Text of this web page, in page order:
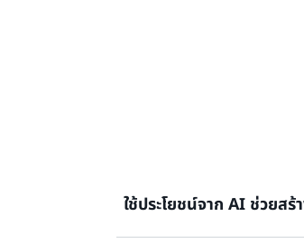
ใช้ประโยชน์จาก AI ช่วยส